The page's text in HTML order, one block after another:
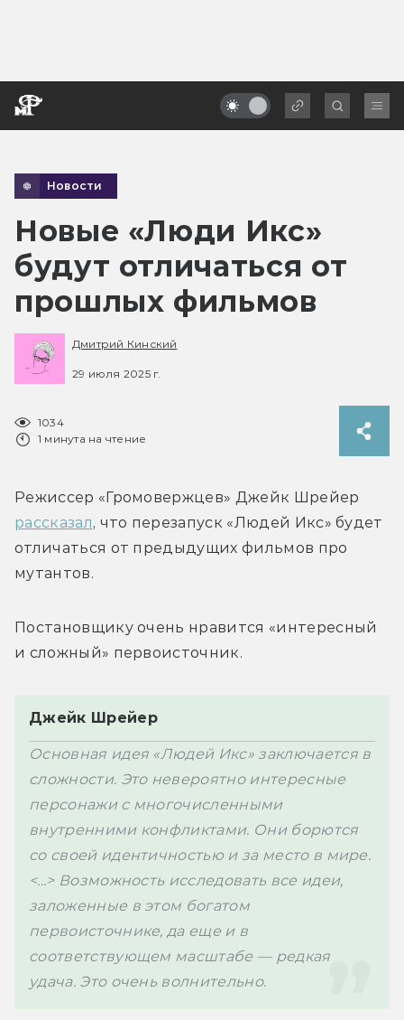
Новости
Новые «Люди Икс»
будут отличаться от
прошлых фильмов
Дмитрий Кинский
29 июля 2025 г.
1034
1 минута на чтение
Режиссер «Громовержцев»
рассказал, что перезапуск «Людей Икс» будет
отличаться от предыдущих фильмов про
мутантов.
Постановщику очень нравится «интересный
и сложный» первоисточник.
Джейк Шрейер
Основная идея «Людей Икс» заключается в
сложности. Это невероятно интересные
персонажи с многочисленными
внутренними конфликтами. Они борются
со своей идентичностью и за место в мире.
<...> Возможность исследовать все идеи,
заложенные в этом богатом
первоисточнике, да еще и в
соответствующем масштабе — редкая
удача. Это очень волнительно.